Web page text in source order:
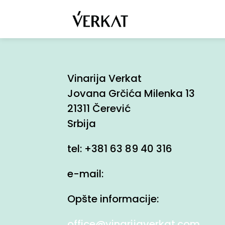
Vinarija Verkat
Jovana Grčića Milenka 13
21311 Čerević
Srbija
tel: +381 63 89 40 316
e-mail:
Opšte informacije: